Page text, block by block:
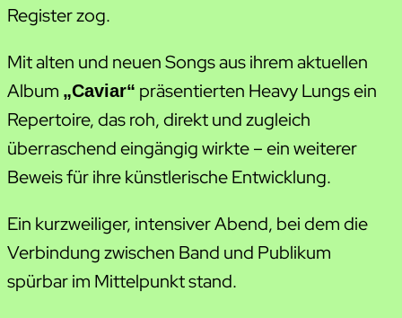
Register zog.
Mit alten und neuen Songs aus ihrem aktuellen
Album „Caviar“ präsentierten Heavy Lungs ein
Repertoire, das roh, direkt und zugleich
überraschend eingängig wirkte – ein weiterer
Beweis für ihre künstlerische Entwicklung.
Ein kurzweiliger, intensiver Abend, bei dem die
Verbindung zwischen Band und Publikum
spürbar im Mittelpunkt stand.